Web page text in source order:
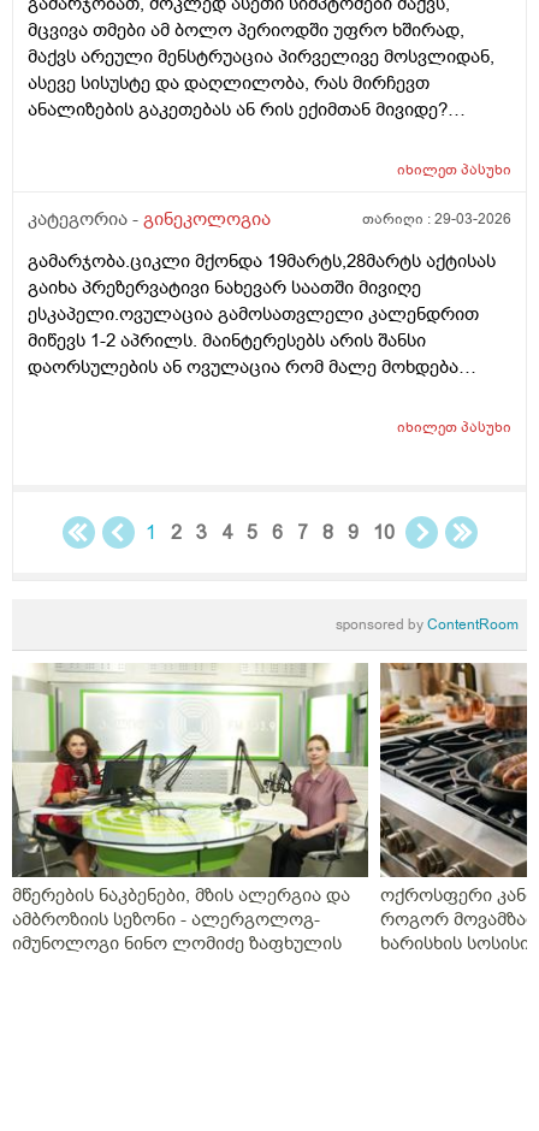
მცვივა თმები ამ ბოლო პერიოდში უფრო ხშირად,
მაქვს არეული მენსტრუაცია პირველივე მოსვლიდან,
ასევე სისუსტე და დაღლილობა, რას მირჩევთ
ანალიზების გაკეთებას ან რის ექიმთან მივიდე?
იხილეთპასუხი
კატეგორია - გინეკოლოგია თარიღი :29-03-2026
გამარჯობა.ციკლი მქონდა 19მარტს,28მარტს აქტისას
გაიხა პრეზერვატივი ნახევარ საათში მივიღე
ესკაპელი.ოვულაცია გამოსათვლელი კალენდრით
მიწევს 1-2 აპრილს. მაინტერესებს არის შანსი
დაორსულების ან ოვულაცია რომ მალე მოხდება
კვებაზე მყავს ბავშვი ხშირდ ვერ ვთავაზობ და იქნებ
იხილეთპასუხი
1 2 3 4 5 6 7 8 9 10
sponsored byContentRoom
მწერების ნაკბენები, მზის ალერგია და
ამბროზიის სეზონი - ალერგოლოგ-
იმუნოლოგი ნინო ლომიძე ზაფხულის
ოქროსფერი კანი
როგორ
ხარისხის სოსისი